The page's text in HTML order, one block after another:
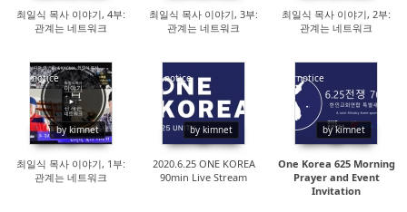
최일식 목사 이야기, 4부:
관계는 네트워크
최일식 목사 이야기, 3부:
관계는 네트워크
최일식 목사 이야기, 2부:
관계는 네트워크
notice
by kimnet
28295
최일식 목사 이야기, 1부:
관계는 네트워크
notice
by kimnet
18076
2020.6.25 ONE KOREA
90min Live Stream
notice
by kimnet
18095
One Korea 625 Morning
Prayer and Event
Invitation